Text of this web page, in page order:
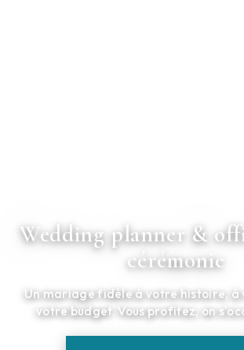
Wedding planner &
cérémonie
Un mariage fidèle à votre histoire, à
votre budget. Vous profitez, on